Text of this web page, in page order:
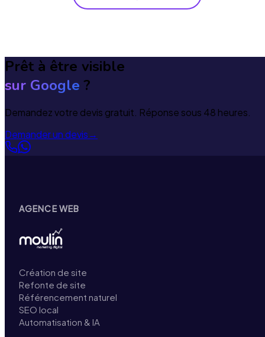
messages répétitifs, l'IA peut s'en charger. C'est pas
automatique.
Prêt à être visible
sur Google ?
Demandez votre devis gratuit. Réponse sous 48 heures.
Demander un devis→
AGENCE WEB
Création de site
Refonte de site
Référencement naturel
SEO local
Automatisation & IA